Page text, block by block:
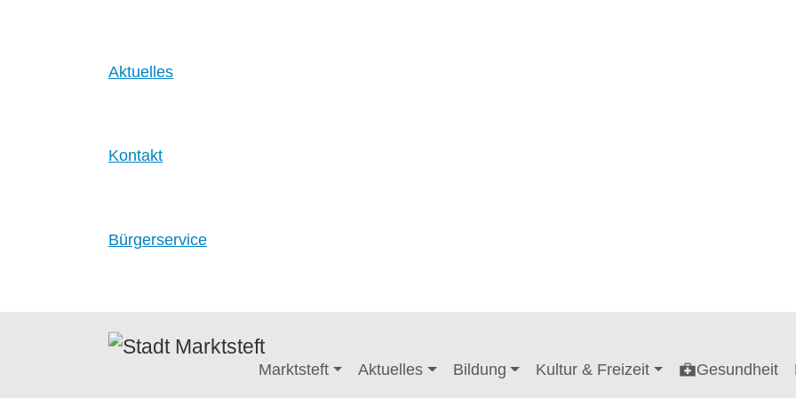
Aktuelles
Kontakt
Bürgerservice
Marktsteft Aktuelles Bildung Kultur & Freizeit Gesundheit